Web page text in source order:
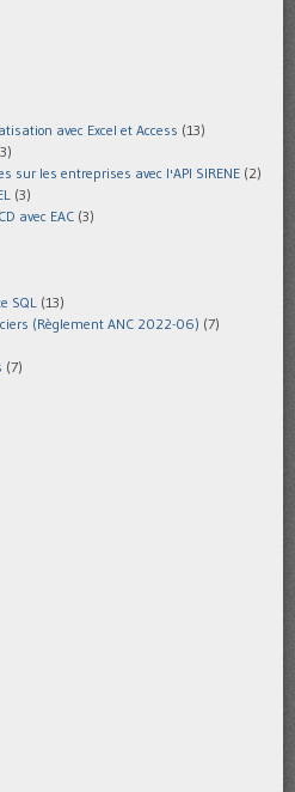
avec Excel et Access (13)
sur les entreprises avec l'API SIRENE (2)
(3)
avec EAC (3)
SQL (13)
(Règlement ANC 2022-06) (7)
(7)